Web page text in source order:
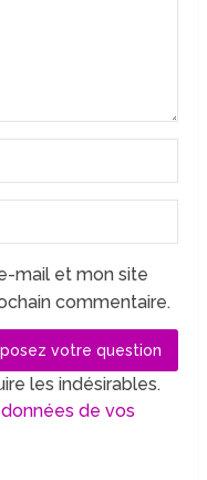
mail et mon site
commentaire.
les indésirables.
de vos